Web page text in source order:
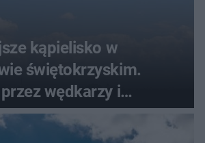
kąpielisko w
świętokrzyskim.
wędkarzy i